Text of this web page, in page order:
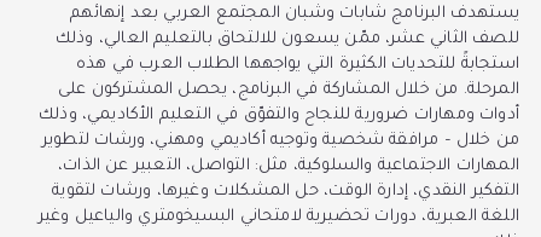
يستهدف البرنامج شابات وشبان المجتمع العربي بعد إنهائهم
للصف الثاني عشر، ممّن يسعون للالتحاق بالتعليم العالي، وذلك
استجابةً للتحديات الكثيرة التي يواجهها الطلاب العرب في هذه
المرحلة. من خلال المشاركة في البرنامج، يحصل المشتركون على
أدوات ومهارات ضرورية للنجاح والتفوّق في التعليم الأكاديمي، وذلك
من خلال – مرافقة شخصية وتوجيه أكاديمي ومهني، ورشات لتطوير
المهارات الاجتماعية والسلوكية، مثل: التواصل، التعبير عن الذات،
التفكير النقدي، إدارة الوقت، حل المشكلات وغيرها، ورشات لتقوية
اللغة العبرية، دورات تحضيرية لامتحاني البسيخومتري والياعيل وغير